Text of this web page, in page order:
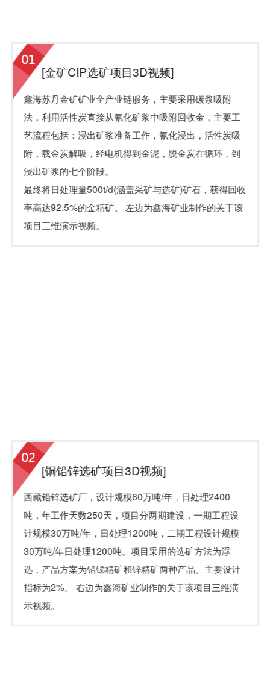
[金矿CIP选矿项目3D视频]
鑫海苏丹金矿矿业全产业链服务，主要采用碳浆吸附
法，利用活性炭直接从氰化矿浆中吸附回收金，主要工
艺流程包括：浸出矿浆准备工作，氰化浸出，活性炭吸
附，载金炭解吸，经电机得到金泥，脱金炭在循环，到
浸出矿浆的七个阶段。
最终将日处理量500t/d(涵盖采矿与选矿)矿石，获得回收
率高达92.5%的金精矿。 左边为鑫海矿业制作的关于该
项目三维演示视频。
[铜铅锌选矿项目3D视频]
西藏铅锌选矿厂，设计规模60万吨/年，日处理2400
吨，年工作天数250天，项目分两期建设，一期工程设
计规模30万吨/年，日处理1200吨，二期工程设计规模
30万吨/年日处理1200吨。项目采用的选矿方法为浮
选，产品方案为铅锑精矿和锌精矿两种产品。主要设计
指标为2%。 右边为鑫海矿业制作的关于该项目三维演
示视频。